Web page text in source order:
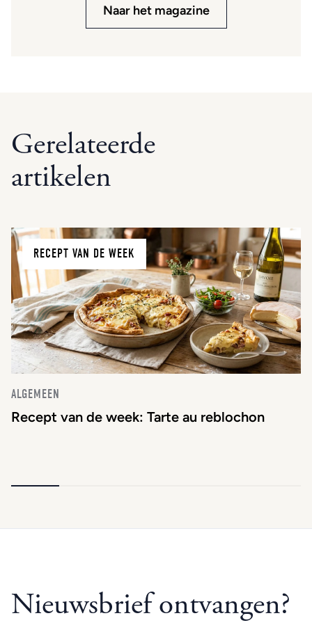
Naar het magazine
Gerelateerde
artikelen
RECEPT VAN DE WEEK
ALGEMEEN
Recept van de week: Tarte au reblochon
Nieuwsbrief ontvangen?